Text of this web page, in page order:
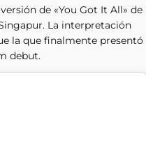
de «You Got It All» de
La interpretación
la que finalmente presentó
debut.